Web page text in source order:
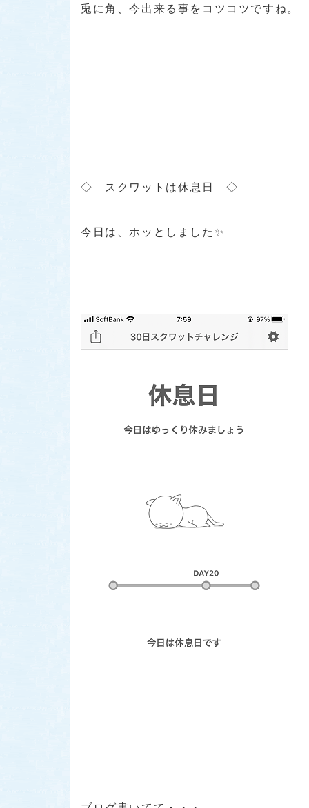
兎に角、今出来る事をコツコツですね。
◇ スクワットは休息日 ◇
今日は、ホッとしました✨